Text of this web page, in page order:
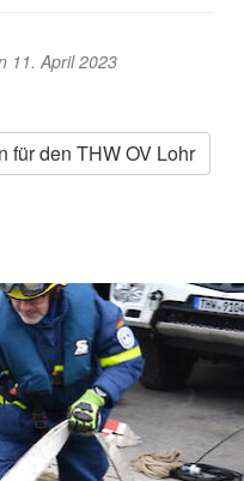
11. April 2023
für den THW OV Lohr